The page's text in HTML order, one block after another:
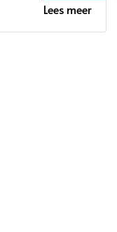
Lees meer